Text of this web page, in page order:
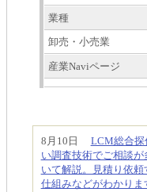
業種
卸売・小売業
産業Naviページ
8月10日 LCM総合探
い調査技術でご相談
いて解説。見積り依
仕組みなどがわかりま